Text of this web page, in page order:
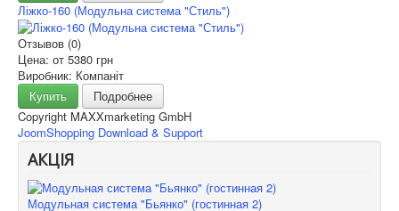
Ліжко-160 (Модульна система "Стиль")
Отзывов (0)
Цена: от 5380 грн
Виробник: Компаніт
Купить
Подробнее
Copyright MAXXmarketing GmbH
JoomShopping Download & Support
АКЦІЯ
Модульная система "Бьянко" (гостинная 2)